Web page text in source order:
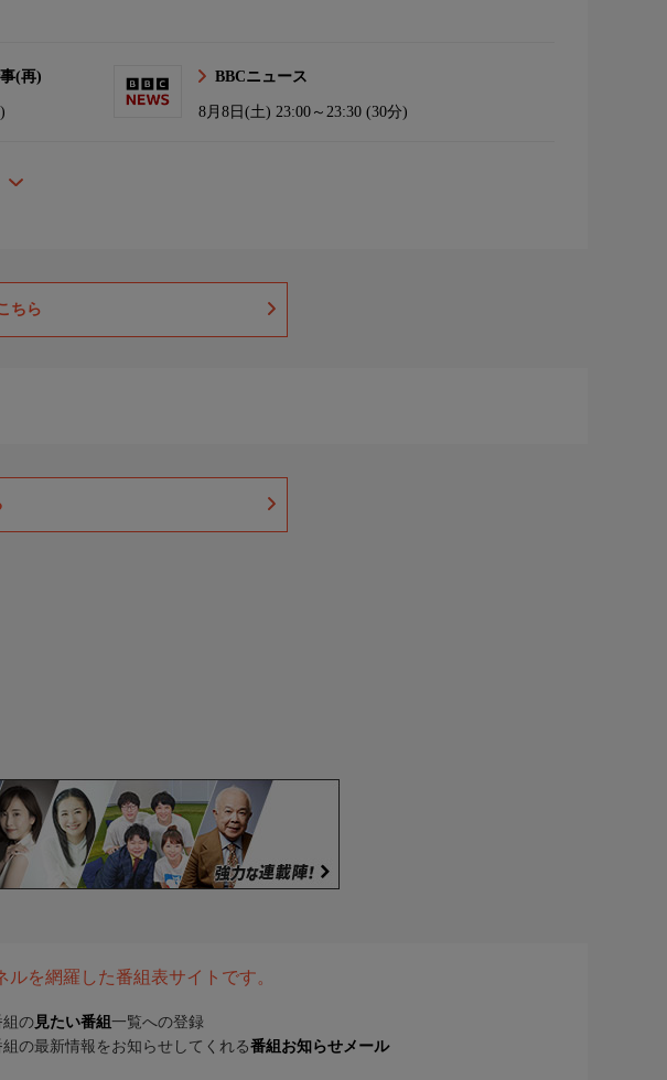
(再) BBCニュース
8月8日(土) 23:00～23:30 (30分)
ちら
を網羅した番組表サイトです。
組の 見たい番組 一覧への登録
の最新情報をお知らせしてくれる番組お知らせメール